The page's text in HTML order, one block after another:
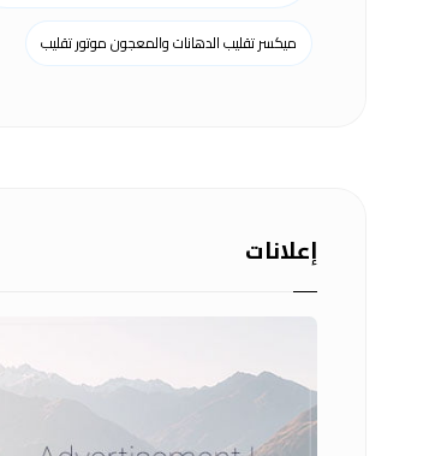
ميكسر تقليب الدهانات والمعجون موتور تقليب
إعلانات